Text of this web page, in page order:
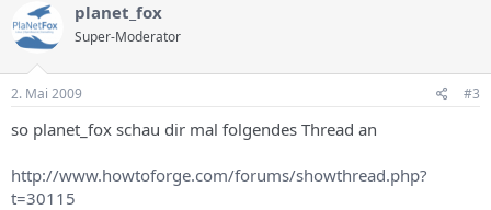
planet_fox
Super-Moderator
2. Mai 2009 #3
so planet_fox schau dir mal folgendes Thread an
http://www.howtoforge.com/forums/showthread.php?
t=30115